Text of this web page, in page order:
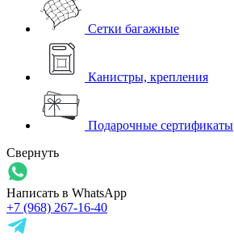
Сетки багажные
Канистры, крепления
Подарочные сертификаты
Свернуть
Написать в WhatsApp
+7 (968) 267-16-40